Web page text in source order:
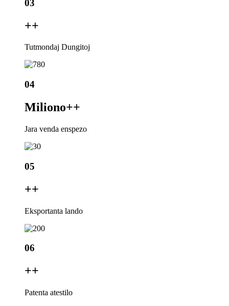
03
++
Tutmondaj Dungitoj
04
Miliono++
Jara venda enspezo
05
++
Eksportanta lando
06
++
Patenta atestilo